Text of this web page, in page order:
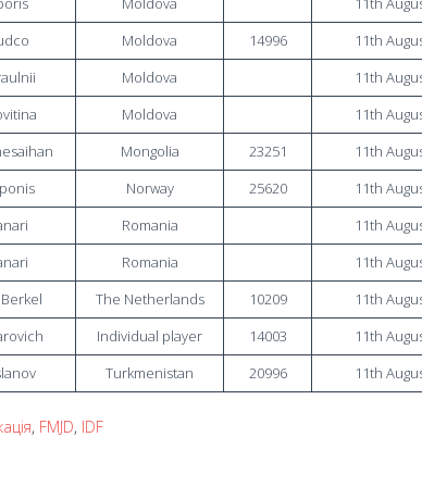
Moldova 14996 11th
Moldova 11th
Moldova 11th
Mongolia 23251 11th
Norway 25620 11th
Romania 11th
Romania 11th
The Netherlands 10209 11th
Individual player 14003 11th
Turkmenistan 20996 11th
, FMJD, IDF